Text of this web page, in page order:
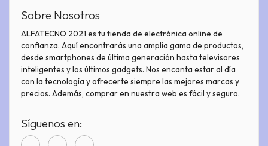
Sobre Nosotros
ALFATECNO 2021 es tu tienda de electrónica online de
confianza. Aquí encontrarás una amplia gama de productos,
desde smartphones de última generación hasta televisores
inteligentes y los últimos gadgets. Nos encanta estar al día
con la tecnología y ofrecerte siempre las mejores marcas y
precios. Además, comprar en nuestra web es fácil y seguro.
Síguenos en: